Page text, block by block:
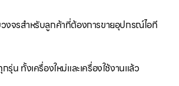
วงจรสำหรับลูกค้าที่ต้องการขายอุปกรณ์ไอที
รุ่น ทั้งเครื่องใหม่และเครื่องใช้งานแล้ว